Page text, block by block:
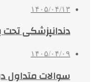
۱۴۰۵/۰۴/۱۳
دندانپزشکی
۱۴۰۵/۰۴/۰۹
سوالات متداول